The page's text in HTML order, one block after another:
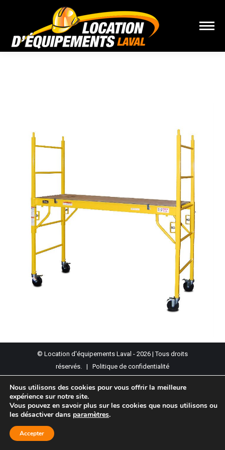
© Location d'équipements Laval - 2026 | Tous droits
réservés. | Politique de confidentialité
Nous utilisons des cookies pour vous offrir la meilleure
expérience sur notre site.
Vous pouvez en savoir plus sur les cookies que nous utilisons ou
les désactiver dans paramètres.
Accepter